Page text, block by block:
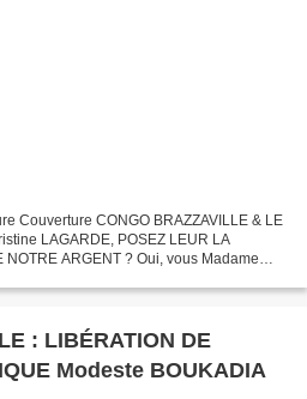
Couverture CONGO BRAZZAVILLE & LE
LAGARDE, POSEZ LEUR LA
NOTRE ARGENT ? Oui, vous Madame
: LIBÉRATION DE
Modeste BOUKADIA